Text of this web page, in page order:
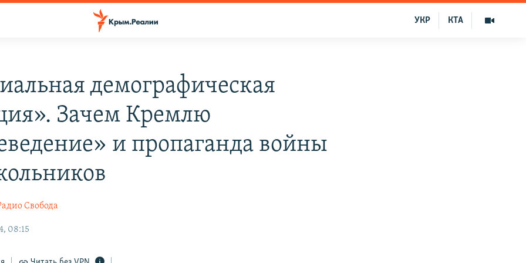
КТА
УКР
демографическая
Зачем Кремлю
и пропаганда войны
Свобода
08:15